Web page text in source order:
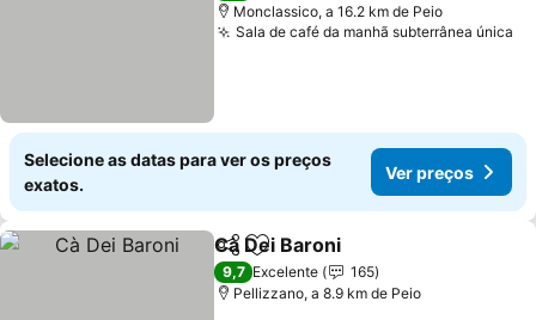
Monclassico, a 16.2 km de Peio
Sala de café da manhã subterrânea única
Selecione as datas para ver os preços
exatos.
Ver preços
PartilharAdicionar aos favoritos
Cà Dei Baroni
9,7 Excelente
165
Pellizzano, a 8.9 km de Peio